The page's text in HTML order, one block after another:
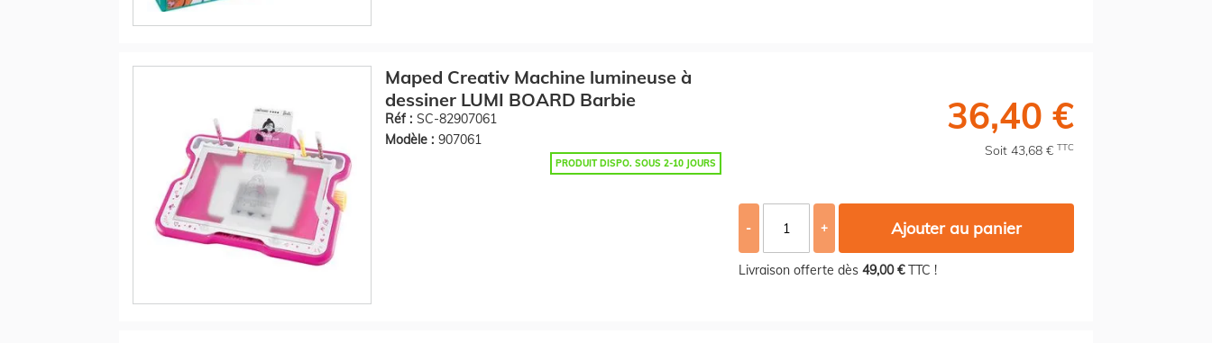
Maped Creativ Machine lumineuse à
dessiner LUMI BOARD Barbie
Réf : SC-82907061
Modèle : 907061
PRODUIT DISPO. SOUS 2-10 JOURS
36,40 €
Soit 43,68 € TTC
- + Ajouter au panier
Livraison offerte dès 49,00 €TTC !